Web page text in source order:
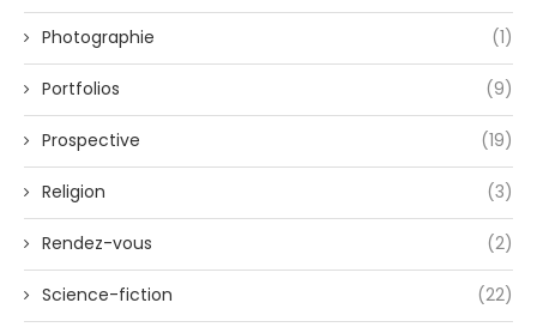
Photographie (1)
Portfolios (9)
Prospective (19)
Religion (3)
Rendez-vous (2)
Science-fiction (22)